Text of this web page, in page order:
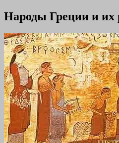
Народы Греции и их